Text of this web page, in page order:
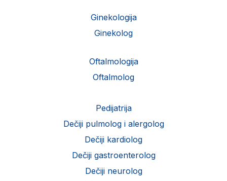
Ginekologija
Ginekolog
Oftalmologija
Oftalmolog
Pedijatrija
Dečiji pulmolog i alergolog
Dečiji kardiolog
Dečiji gastroenterolog
Dečiji neurolog